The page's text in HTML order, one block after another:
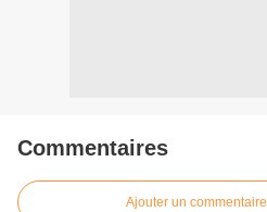
Commentaires
Ajouter un commentaire